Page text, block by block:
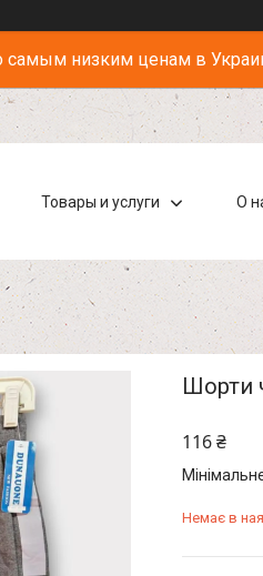
самым низким ценам в
Товары и услуги О
Шорти
116 ₴
Немає в